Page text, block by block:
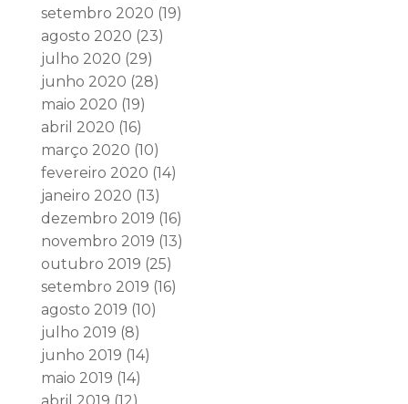
setembro 2020 (19)
agosto 2020 (23)
julho 2020 (29)
junho 2020 (28)
maio 2020 (19)
abril 2020 (16)
março 2020 (10)
fevereiro 2020 (14)
janeiro 2020 (13)
dezembro 2019 (16)
novembro 2019 (13)
outubro 2019 (25)
setembro 2019 (16)
agosto 2019 (10)
julho 2019 (8)
junho 2019 (14)
maio 2019 (14)